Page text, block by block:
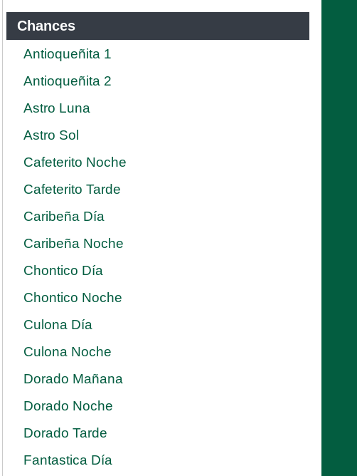
Chances
Antioqueñita 1
Antioqueñita 2
Astro Luna
Astro Sol
Cafeterito Noche
Cafeterito Tarde
Caribeña Día
Caribeña Noche
Chontico Día
Chontico Noche
Culona Día
Culona Noche
Dorado Mañana
Dorado Noche
Dorado Tarde
Fantastica Día